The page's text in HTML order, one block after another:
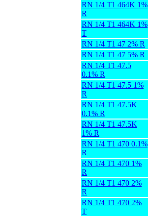
RN 1/4 T1 464K 1%
R
RN 1/4 T1 464K 1%
T
RN 1/4 T1 47 2% R
RN 1/4 T1 47 5% R
RN 1/4 T1 47.5
0.1% R
RN 1/4 T1 47.5 1%
R
RN 1/4 T1 47.5K
0.1% R
RN 1/4 T1 47.5K
1% R
RN 1/4 T1 470 0.1%
R
RN 1/4 T1 470 1%
R
RN 1/4 T1 470 2%
R
RN 1/4 T1 470 2%
T